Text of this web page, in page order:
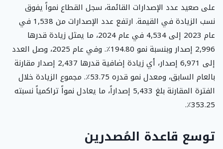
على صعيد عدد الإصدارات القائمة، سجل القطاع نمواً يفوق
نسب الزيادة في القيمة. ارتفع عدد الإصدارات من 1,538 في
عام 2023 إلى 4,534 في عام 2024، ما يمثل زيادة قدرها
2,996 إصدار وبنسبة نمو 194.80٪. وفي عام 2025، وصل العدد
إلى 6,971 إصدار، أي زيادة إضافية قدرها 2,437 إصدار مقارنة
بالعام السابق، ومعدل نمو قدره 53.75٪. مجموع الزيادة خلال
الفترة المقارنة بلغ 5,433 إصداراً، ما يعادل نمواً تراكمياً نسبته
353.25٪.
توسع قاعدة المُصدرين